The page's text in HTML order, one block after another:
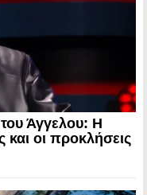
Άγγελου: Η
οι προκλήσεις